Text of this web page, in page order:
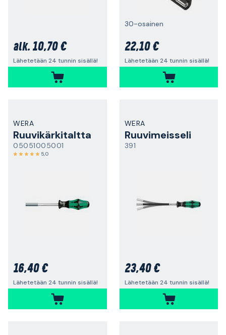
alk. 10,70 €
Lähetetään 24 tunnin sisällä!
30-osainen
22,10 €
Lähetetään 24 tunnin sisällä!
WERA
Ruuvikärkitaltta
05051005001
5,0
16,40 €
Lähetetään 24 tunnin sisällä!
WERA
Ruuvimeisseli
391
23,40 €
Lähetetään 24 tunnin sisällä!